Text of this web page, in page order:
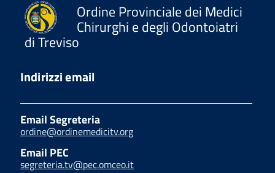
Ordine Provinciale dei Medici
Chirurghi e degli Odontoiatri
di Treviso
Indirizzi email
Email Segreteria
ordine@ordinemedicitv.org
Email PEC
segreteria.tv@pec.omceo.it